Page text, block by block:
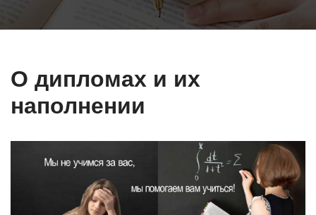
О дипломах и их
наполнении